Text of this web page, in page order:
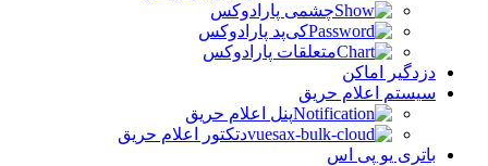
چشمی پارادوکس
کی‌پد پارادوکس
متعلقات پارادوکس
دزدگیر اماکن
سیستم اعلام حریق
پنل اعلام حریق
دتکتور اعلام حریق
باتری یو پی اس